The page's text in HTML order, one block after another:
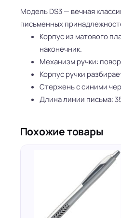
Модель DS3 — вечная
письменных
Корпус из матового
наконечник.
Механизм ручки:
Корпус ручки
Стержень с синими
Длина линии письма:
Похожие товары